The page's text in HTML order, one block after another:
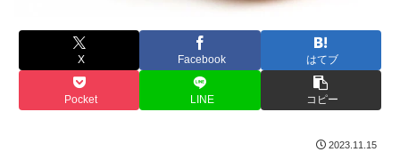
X Facebook はてブ
Pocket LINE コピー
2023.11.15